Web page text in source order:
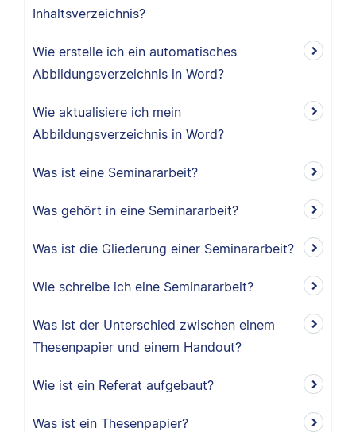
Inhaltsverzeichnis?
Wie erstelle ich ein automatisches
Abbildungsverzeichnis in Word?
Wie aktualisiere ich mein
Abbildungsverzeichnis in Word?
Was ist eine Seminararbeit?
Was gehört in eine Seminararbeit?
Was ist die Gliederung einer Seminararbeit?
Wie schreibe ich eine Seminararbeit?
Was ist der Unterschied zwischen einem
Thesenpapier und einem Handout?
Wie ist ein Referat aufgebaut?
Was ist ein Thesenpapier?